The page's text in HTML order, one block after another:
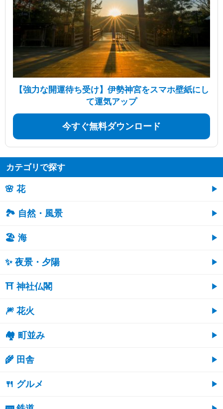
【強力な開運待ち受け】伊勢神宮をスマホ壁紙にし
て運気アップ
今すぐ無料ダウンロード
カテゴリで探す
🌸 花
🏞️ 自然・風景
🏖 海
✨ 夜景・夕陽
⛩ 神社仏閣
🎆 花火
🏘 町並み
🌾 田舎
🍴 グルメ